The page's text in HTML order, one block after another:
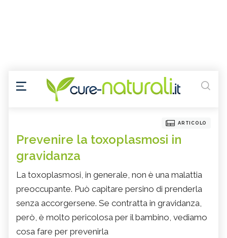
ARTICOLO
Prevenire la toxoplasmosi in
gravidanza
La toxoplasmosi, in generale, non è una malattia
preoccupante. Può capitare persino di prenderla
senza accorgersene. Se contratta in gravidanza,
però, è molto pericolosa per il bambino, vediamo
cosa fare per prevenirla